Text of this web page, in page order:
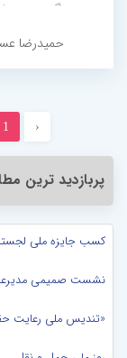
نمایندگان
از انبار،
حمیدرضا
‹
1
پربازدید ترین
کسب جایزه ملی
نشست صمیمی
«تندیس ملی رعایت